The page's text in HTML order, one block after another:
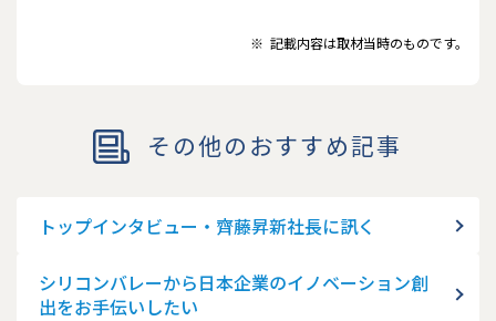
※ 記載内容は取材当時のものです。
その他のおすすめ記事
トップインタビュー・齊藤昇新社長に訊く
シリコンバレーから日本企業のイノベーション創
出をお手伝いしたい